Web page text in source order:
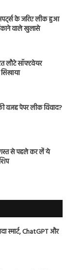
के जरिए लीक हुआ
वाले खुलासे
लौटे सॉफ्टवेयर
वजह पेपर लीक विवाद?
से पहले कर लें ये
स्मार्ट, ChatGPT और